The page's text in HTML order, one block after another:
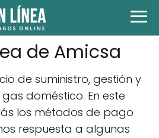
de Amicsa
de suministro, gestión y
doméstico. En este
los métodos de pago
respuesta a algunas